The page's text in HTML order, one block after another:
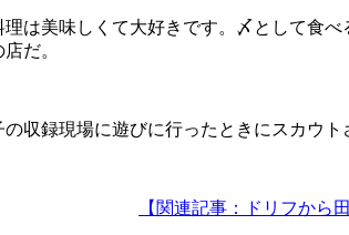
理は美味しくて大好きです。〆として食
だ。
収録現場に遊びに行ったときにスカウ
【関連記事：ドリフから